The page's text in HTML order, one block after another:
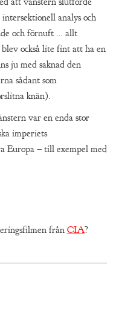
analys och
och förnuft … allt
också lite fint att ha en
ju med saknad den
sådant som
knän).
var en enda stor
imperiets
Europa – till exempel med
från CIA?